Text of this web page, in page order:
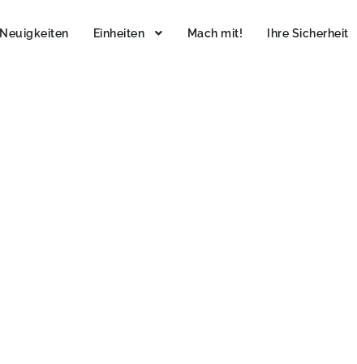
Neuigkeiten Einheiten Mach mit! Ihre Sicherheit